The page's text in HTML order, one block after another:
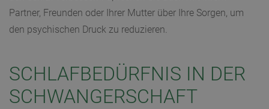
Partner, Freunden oder Ihrer Mutter über Ihre Sorgen, um
den psychischen Druck zu reduzieren.
SCHLAFBEDÜRFNIS IN DER
SCHWANGERSCHAFT